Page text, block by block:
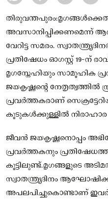
അവസാനിപ്പിക്കണമെന്ന്
വേറിട്ട സമരം.
പ്രതിഷേധം ഓഗസ്റ്റ് 19-ന്
മൃഗസ്നേഹിയും സാമൂഹിക
ജയകൃഷ്ണന്റെ നേതൃത്വത്തിൽ
പ്രവർത്തകരാണ്
കൂടുകൾക്കുള്ളിൽ
ജീവൻ ജയകൃഷ്ണനൊപ്പം
പ്രവർത്തകനും
കൂട്ടിലുണ്ട്.മൃഗങ്ങളുടെ
സ്വാതന്ത്ര്യദിനം
അപലപിച്ചുകൊണ്ടാണ് ഇവർ